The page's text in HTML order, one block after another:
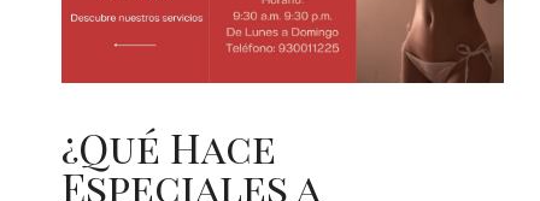
¿Qué Hace
Especiales a